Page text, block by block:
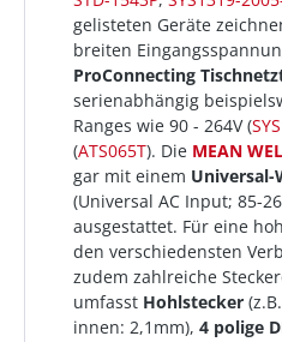
gelisteten Geräte
breiten
ProConnecting
serienabhängig
Ranges wie 90 - 264V (
(ATS065T). Die MEAN
gar mit einem Universal-
(Universal AC Input; 85-
ausgestattet. Für eine
den verschiedensten
zudem zahlreiche
umfasst Hohlstecker
innen: 2,1mm), 4 polige